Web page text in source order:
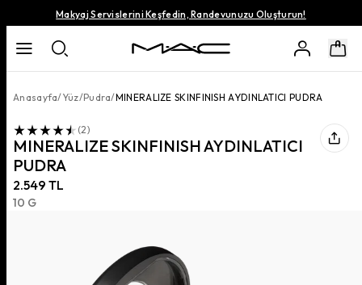
Makyaj Servislerini Keşfedin, Randevunuzu Oluşturun!
Anasayfa/Yüz/Pudra/MINERALIZE SKINFINISH AYDINLATICI PUDRA
(2)
MINERALIZE SKINFINISH AYDINLATICI
PUDRA
2.549 TL
10 G